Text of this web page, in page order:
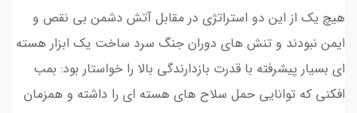
هیچ یک از این دو استراتژی در مقابل آتش دشمن بی نقص و
ایمن نبودند و تنش های دوران جنگ سرد ساخت یک ابزار هسته
ای بسیار پیشرفته با قدرت بازدارندگی بالا را خواستار بود: بمب
افکنی که توانایی حمل سلاح های هسته ای را داشته و همزمان